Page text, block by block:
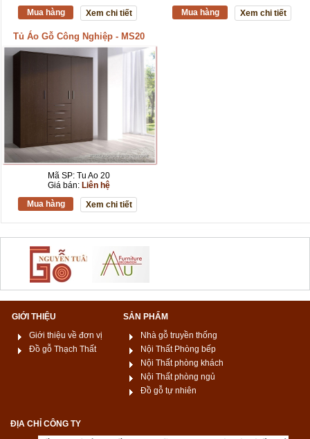
Mua hàng
Xem chi tiết
Mua hàng
Xem chi tiết
Tủ Áo Gỗ Công Nghiệp - MS20
Mã SP: Tu Ao 20
Giá bán: Liên hệ
Mua hàng
Xem chi tiết
GIỚI THIỆU
Giới thiệu về đơn vị
Đồ gỗ Thạch Thất
SẢN PHẨM
Nhà gỗ truyền thống
Nội Thất Phòng bếp
Nội Thất phòng khách
Nội Thất phòng ngủ
Đồ gỗ tự nhiên
ĐỊA CHỈ CÔNG TY